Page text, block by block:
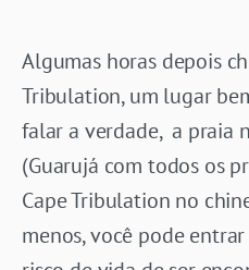
Algumas horas depois
Tribulation, um lugar
falar a verdade, a praia
(Guarujá com todos os
Cape Tribulation no
menos, você pode